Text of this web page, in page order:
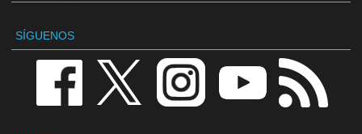
SÍGUENOS